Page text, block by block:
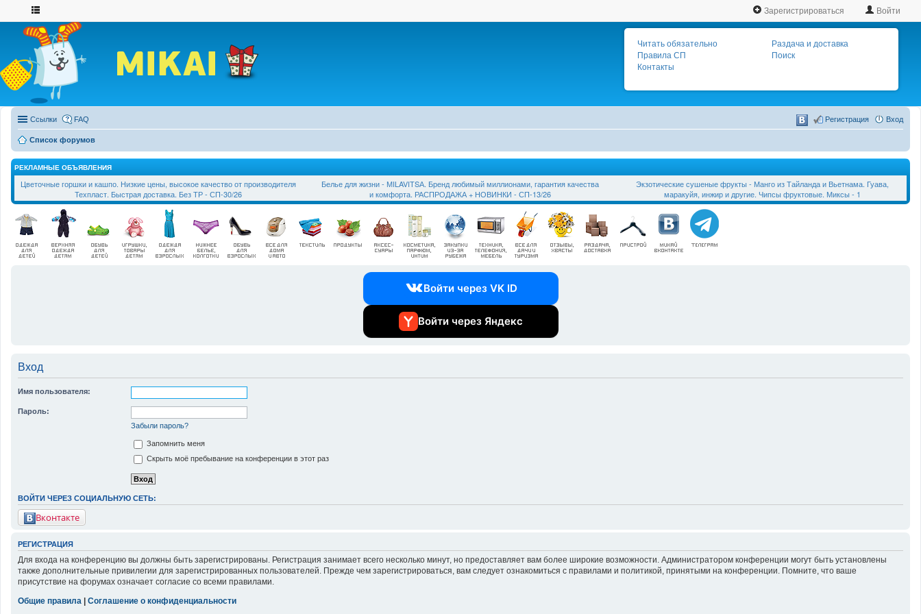
Зарегистрироваться Войти
Читать обязательно
Правила СП
Контакты
Раздача и доставка
Поиск
Ссылки FAQ Вход
Регистрация
Список форумов
РЕКЛАМНЫЕ ОБЪЯВЛЕНИЯ
Цветочные горшки и кашпо. Низкие цены, высокое качество от производителя
Техпласт. Быстрая доставка. Без ТР - СП-30/26
Белье для жизни - МILAVIТSА. Бренд любимый миллионами, гарантия качества
и комфорта. РАСПРОДАЖА + НОВИНКИ - СП-13/26
Экзотические сушеные фрукты - Манго из Тайланда и Вьетнама. Гуава,
маракуйя, инжир и другие. Чипсы фруктовые. Миксы - 1
Войти через VK ID
Войти через Яндекс
Вход
Имя пользователя:
Пароль:
Забыли пароль?
Запомнить меня
Скрыть моё пребывание на конференции в этот раз
ВОЙТИ ЧЕРЕЗ СОЦИАЛЬНУЮ СЕТЬ:
Вконтакте
РЕГИСТРАЦИЯ
Для входа на конференцию вы должны быть зарегистрированы. Регистрация занимает всего несколько минут, но предоставляет вам более широкие возможности. Администратором конференции могут быть установлены
также дополнительные привилегии для зарегистрированных пользователей. Прежде чем зарегистрироваться, вам следует ознакомиться с правилами и политикой, принятыми на конференции. Помните, что ваше
присутствие на форумах означает согласие со всеми правилами.
Общие правила
Соглашение о конфиденциальности